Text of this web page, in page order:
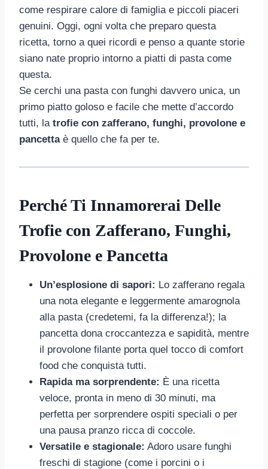
come respirare calore di famiglia e piccoli piaceri
genuini. Oggi, ogni volta che preparo questa
ricetta, torno a quei ricordi e penso a quante storie
siano nate proprio intorno a piatti di pasta come
questa.
Se cerchi una pasta con funghi davvero unica, un
primo piatto goloso e facile che mette d’accordo
tutti, la trofie con zafferano, funghi, provolone e
pancettaè quello che fa per te.
Perché Ti Innamorerai Delle
Trofie con Zafferano, Funghi,
Provolone e Pancetta
Un’esplosione di sapori: Lo zafferano regala
una nota elegante e leggermente amarognola
alla pasta (credetemi, fa la differenza!); la
pancetta dona croccantezza e sapidità, mentre
il provolone filante porta quel tocco di comfort
food che conquista tutti.
Rapida ma sorprendente: È una ricetta
veloce, pronta in meno di 30 minuti, ma
perfetta per sorprendere ospiti speciali o per
una pausa pranzo ricca di coccole.
Versatile e stagionale: Adoro usare funghi
freschi di stagione (come i porcini o i